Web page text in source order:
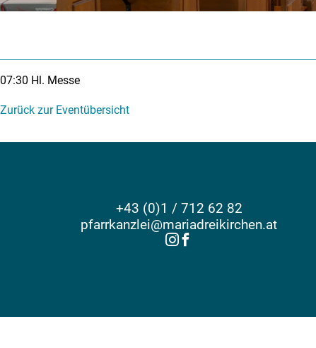
07:30 Hl. Messe
Zurück zur Eventübersicht
+43 (0)1 / 712 62 82
pfarrkanzlei@mariadreikirchen.at